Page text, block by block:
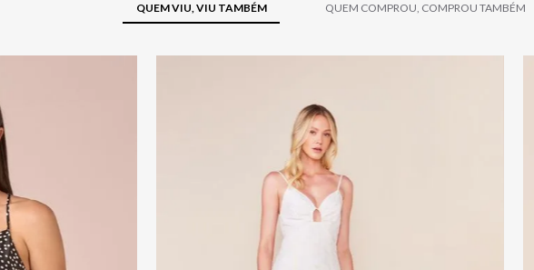
QUEM VIU, VIU TAMBÉM QUEM COMPROU, COMPROU TAMBÉM